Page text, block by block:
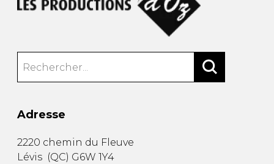
Adresse
2220 chemin du Fleuve
Lévis (QC) G6W 1Y4